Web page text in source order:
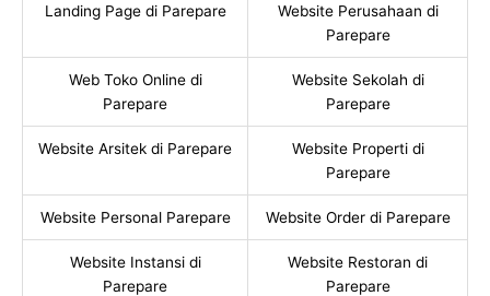
Landing Page di Parepare
Website Perusahaan di
Parepare
Web Toko Online di
Parepare
Website Sekolah di
Parepare
Website Arsitek di Parepare
Website Properti di
Parepare
Website Personal Parepare Website Order di Parepare
Website Instansi di
Parepare
Website Restoran di
Parepare